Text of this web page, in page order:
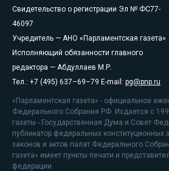
Свидетельство о регистрации Эл № ФС77-
46097
Учредитель — АНО «Парламентская газета»
Исполняющий обязанности главного
редактора — Абдуллаев М.Р.
Тел.: +7 (495) 637–69–79 E-mail: pg@pnp.ru
«Парламентская газета» - официальное
Федерального Собрания РФ. Издается с
газеты - Государственная Дума и Совет
публикатор федеральных конституционных
законов и актов палат Федерального
газета» имеет пункты печати и
федерации.